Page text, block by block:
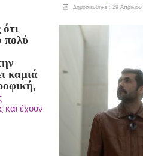
ότι
πολύ
καμιά
και έχουν
Δημοσιεύθηκε : 29